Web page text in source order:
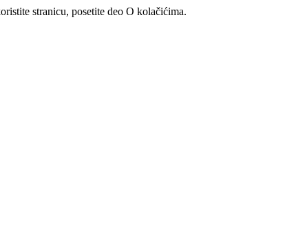
stranicu, posetite deo O kolačićima.